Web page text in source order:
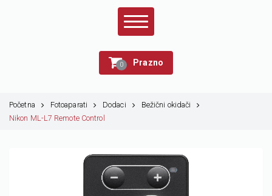
0 Prazno
Početna Fotoaparati Dodaci
Bežični okidači
Nikon ML-L7 Remote Control